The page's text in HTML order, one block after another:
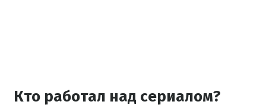
Кто работал над сериалом?